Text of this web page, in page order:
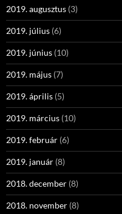
2019. augusztus (3)
2019. július (6)
2019. június (10)
2019. május (7)
2019. április (5)
2019. március (10)
2019. február (6)
2019. január (8)
2018. december (8)
2018. november (8)